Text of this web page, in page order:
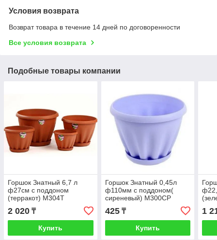
Условия возврата
Возврат товара в течение 14 дней по договоренности
Все условия возврата
Подобные товары компании
Горшок Знатный 6,7 л
ф27см с поддоном
(терракот) М304Т
2 020 ₸
Купить
Горшок Знатный 0,45л
ф110мм с поддоном(
сиреневый) М300СР
425₸
Купить
1